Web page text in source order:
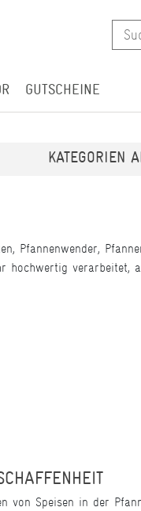
GUTSCHEINE
KATEGORIEN
Pfannenwender,
hochwertig
von Speisen in der